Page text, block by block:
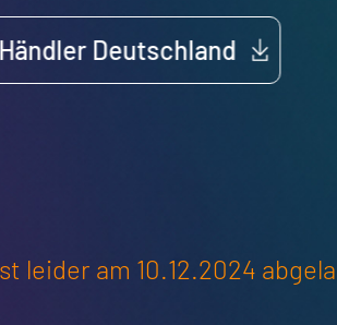
Deutschland
leider am 10.12.2024